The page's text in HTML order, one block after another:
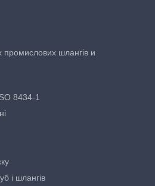
промислових шлангів и
8434-1
і шлангів